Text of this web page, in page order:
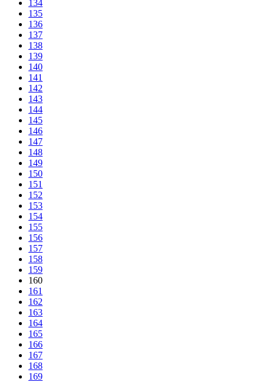
134
135
136
137
138
139
140
141
142
143
144
145
146
147
148
149
150
151
152
153
154
155
156
157
158
159
160
161
162
163
164
165
166
167
168
169